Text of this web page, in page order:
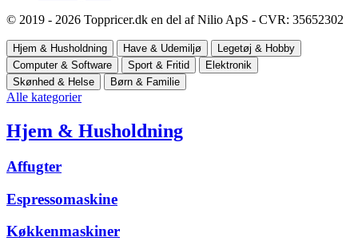
© 2019 - 2026 Toppricer.dk en del af Nilio ApS - CVR: 35652302
Hjem & Husholdning Have & Udemiljø
Legetøj & Hobby
Computer & Software
Sport & Fritid
Elektronik
Skønhed & Helse
Børn & Familie
Alle kategorier
Hjem & Husholdning
Affugter
Espressomaskine
Køkkenmaskiner